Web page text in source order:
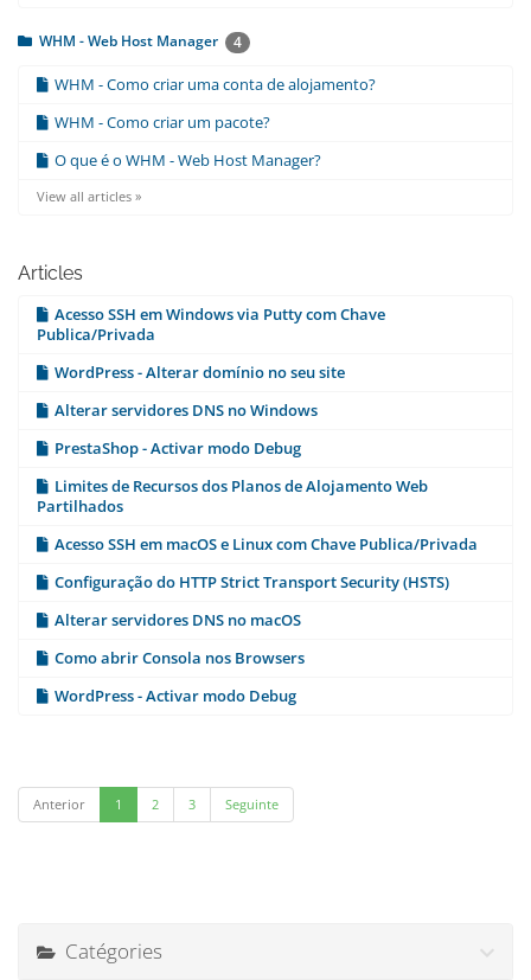
WHM - Web Host Manager 4
WHM - Como criar uma conta de alojamento?
WHM - Como criar um pacote?
O que é o WHM - Web Host Manager?
View all articles »
Articles
Acesso SSH em Windows via Putty com Chave
Publica/Privada
WordPress - Alterar domínio no seu site
Alterar servidores DNS no Windows
PrestaShop - Activar modo Debug
Limites de Recursos dos Planos de Alojamento Web
Partilhados
Acesso SSH em macOS e Linux com Chave Publica/Privada
Configuração do HTTP Strict Transport Security (HSTS)
Alterar servidores DNS no macOS
Como abrir Consola nos Browsers
WordPress - Activar modo Debug
Anterior 1 2 3 Seguinte
Catégories